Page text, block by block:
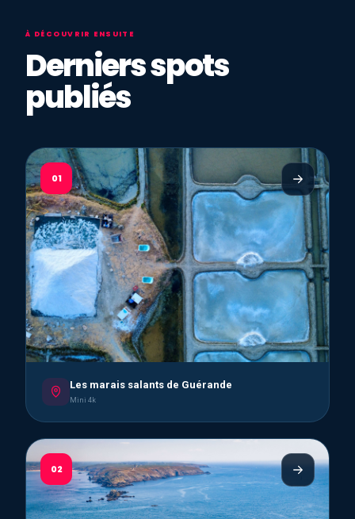
À DÉCOUVRIR ENSUITE
Derniers spots
publiés
01
Les marais salants de Guérande
Mini 4k
02